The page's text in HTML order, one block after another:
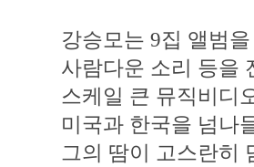
강승모는 9집 앨범
사람다운 소리 등을
스케일 큰 뮤직비디
미국과 한국을 넘나
그의 땀이 고스란히